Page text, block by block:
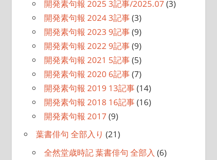
開発素句報 2025 3記事/2025.07 (3)
開発素句報 2024 3記事(3)
開発素句報 2023 9記事(9)
開発素句報 2022 9記事(9)
開発素句報 2021 5記事(5)
開発素句報 2020 6記事(7)
開発素句報 2019 13記事(14)
開発素句報 2018 16記事(16)
開発素句報 2017 (9)
葉書俳句 全部入り (21)
全然堂歳時記 葉書俳句 全部入 (6)